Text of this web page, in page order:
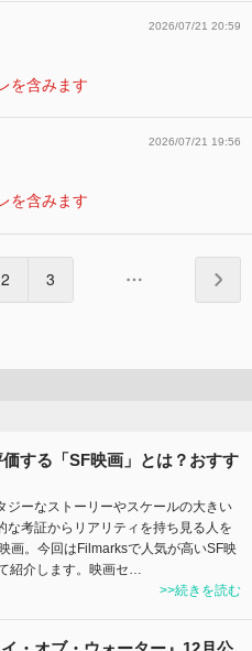
2026/07/21 20:59
を含みます
2026/07/21 19:56
を含みます
2 3
価する「SF映画」とは？おすす
ジーなストーリーやスケールの大きい
な考証からリアリティを持ち見る人を
画。今回はFilmarksで人気が高いSF映
紹介します。映画セ…
>>続きを読む